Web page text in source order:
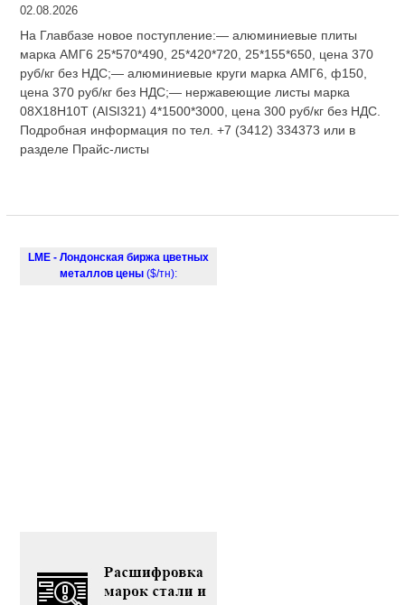
02.08.2026
На Главбазе новое поступление:— алюминиевые плиты
марка АМГ6 25*570*490, 25*420*720, 25*155*650, цена 370
руб/кг без НДС;— алюминиевые круги марка АМГ6, ф150,
цена 370 руб/кг без НДС;— нержавеющие листы марка
08Х18Н10Т (AISI321) 4*1500*3000, цена 300 руб/кг без НДС.
Подробная информация по тел. +7 (3412) 334373 или в
разделе Прайс-листы
LME - Лондонская биржа цветных
металлов цены ($/тн):